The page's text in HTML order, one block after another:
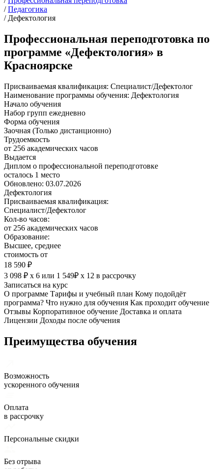
/ Педагогика
/ Дефектология
Профессиональная переподготовка по
программе «Дефектология» в
Красноярске
Присваиваемая квалификация: Специалист/Дефектолог
Наименование программы обучения: Дефектология
Начало обучения
Набор групп ежедневно
Форма обучения
Заочная (Только дистанционно)
Трудоемкость
от 256 академических часов
Выдается
Диплом о профессиональной переподготовке
осталось 1 место
Обновлено: 03.07.2026
Дефектология
Присваиваемая квалификация:
Специалист/Дефектолог
Кол-во часов:
от 256 академических часов
Образование:
Высшее, среднее
стоимость от
18 590 ₽
3 098 ₽ х 6 или 1 549₽ х 12 в рассрочку
Записаться на курс
О программе Тарифы и учебный план Кому подойдёт
программа? Что нужно для обучения Как проходит обучение
Отзывы Корпоративное обучение Доставка и оплата
Лицензии Доходы после обучения
Преимущества обучения
Возможность
ускоренного обучения
Оплата
в рассрочку
Персональные скидки
Без отрыва